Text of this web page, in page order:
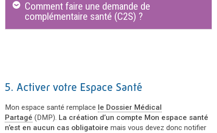
Comment faire une demande de
complémentaire santé (C2S) ?
5. Activer votre Espace Santé
Mon espace santé remplace le Dossier Médical
Partagé (DMP). La création d’un compte Mon espace santé
n’est en aucun cas obligatoire mais vous devez donc notifier